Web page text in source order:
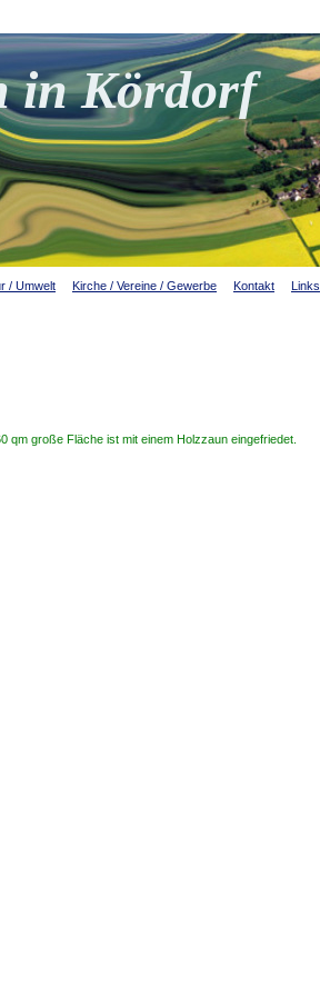
in Kördorf
/ Umwelt Kirche / Vereine / Gewerbe Kontakt Links
qm große Fläche ist mit einem Holzzaun eingefriedet.